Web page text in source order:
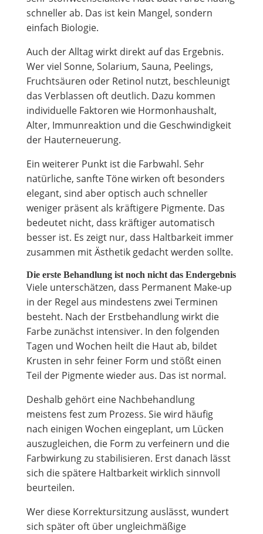
schneller ab. Das ist kein Mangel, sondern
einfach Biologie.
Auch der Alltag wirkt direkt auf das Ergebnis.
Wer viel Sonne, Solarium, Sauna, Peelings,
Fruchtsäuren oder Retinol nutzt, beschleunigt
das Verblassen oft deutlich. Dazu kommen
individuelle Faktoren wie Hormonhaushalt,
Alter, Immunreaktion und die Geschwindigkeit
der Hauterneuerung.
Ein weiterer Punkt ist die Farbwahl. Sehr
natürliche, sanfte Töne wirken oft besonders
elegant, sind aber optisch auch schneller
weniger präsent als kräftigere Pigmente. Das
bedeutet nicht, dass kräftiger automatisch
besser ist. Es zeigt nur, dass Haltbarkeit immer
zusammen mit Ästhetik gedacht werden sollte.
Die erste Behandlung ist noch nicht das Endergebnis
Viele unterschätzen, dass Permanent Make-up
in der Regel aus mindestens zwei Terminen
besteht. Nach der Erstbehandlung wirkt die
Farbe zunächst intensiver. In den folgenden
Tagen und Wochen heilt die Haut ab, bildet
Krusten in sehr feiner Form und stößt einen
Teil der Pigmente wieder aus. Das ist normal.
Deshalb gehört eine Nachbehandlung
meistens fest zum Prozess. Sie wird häufig
nach einigen Wochen eingeplant, um Lücken
auszugleichen, die Form zu verfeinern und die
Farbwirkung zu stabilisieren. Erst danach lässt
sich die spätere Haltbarkeit wirklich sinnvoll
beurteilen.
Wer diese Korrektursitzung auslässt, wundert
sich später oft über ungleichmäßige